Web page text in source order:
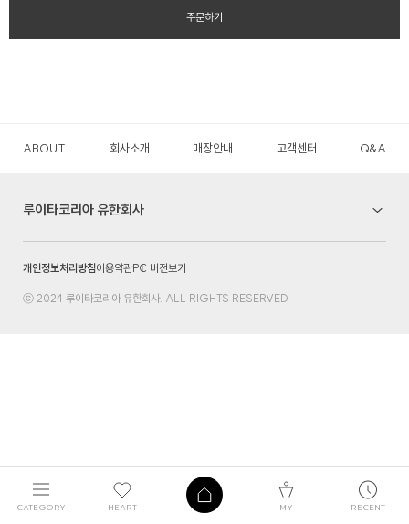
CATEGORY HEART MY RECENT
주문하기
ABOUT 회사소개 매장안내 고객센터 Q&A
루이타코리아 유한회사
개인정보처리방침이용약관PC 버전보기
ⓒ 2024 루이타코리아 유한회사. ALL RIGHTS RESERVED